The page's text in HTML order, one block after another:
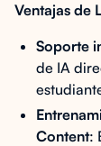
Ventajas de
Soporte
de IA
Content: